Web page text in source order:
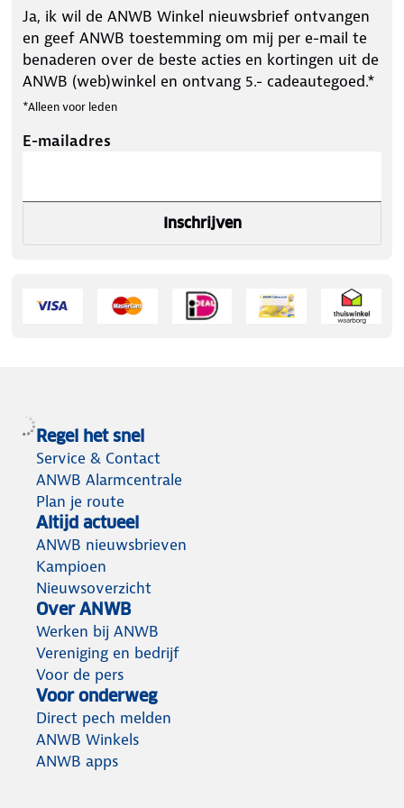
Ja, ik wil de ANWB Winkel nieuwsbrief ontvangen
en geef ANWB toestemming om mij per e-mail te
benaderen over de beste acties en kortingen uit de
ANWB (web)winkel en ontvang 5.- cadeautegoed.*
*Alleen voor leden
E-mailadres
Inschrijven
Regel het snel
Service & Contact
ANWB Alarmcentrale
Plan je route
Altijd actueel
ANWB nieuwsbrieven
Kampioen
Nieuwsoverzicht
Over ANWB
Werken bij ANWB
Vereniging en bedrijf
Voor de pers
Voor onderweg
Direct pech melden
ANWB Winkels
ANWB apps